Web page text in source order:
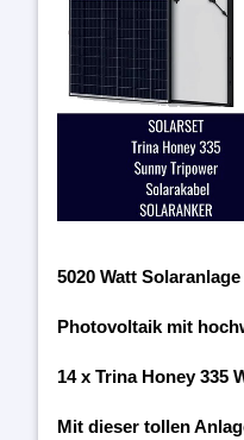
5020 Watt
Photovoltaik mit
14 x Trina Honey 335
Mit dieser tollen